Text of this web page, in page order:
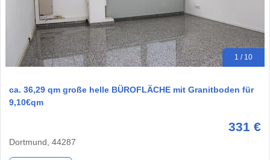
1 / 10
ca. 36,29 qm große helle BÜROFLÄCHE mit Granitboden für
9,10€qm
331 €
Dortmund, 44287